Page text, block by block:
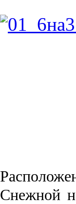
Снежной